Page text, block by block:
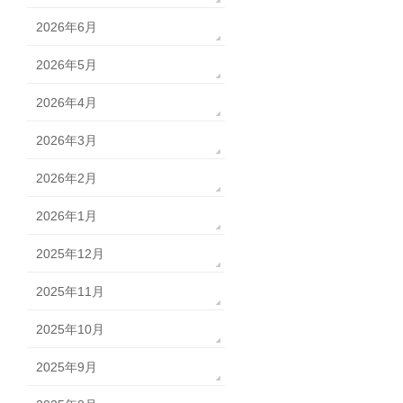
2026年6月
2026年5月
2026年4月
2026年3月
2026年2月
2026年1月
2025年12月
2025年11月
2025年10月
2025年9月